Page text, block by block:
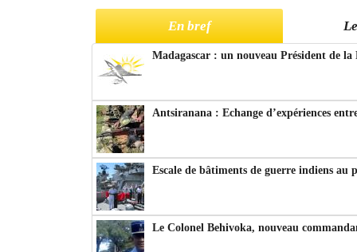
En bref
Madagascar : un nouveau Président de
Antsiranana : Echange d’expériences
Escale de bâtiments de guerre indiens au
Le Colonel Behivoka, nouveau